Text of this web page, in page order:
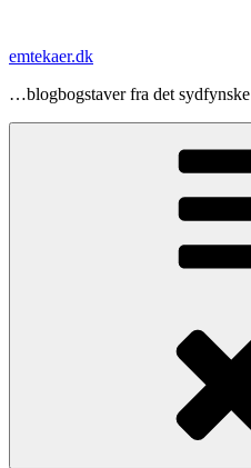
indhold
emtekaer.dk
…blogbogstaver fra det sydfynske